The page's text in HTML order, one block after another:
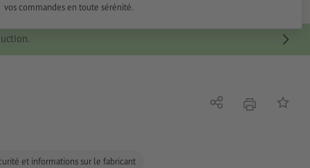
vos commandes en toute sérénité.
et informations sur le fabricant
Partagerimprimer